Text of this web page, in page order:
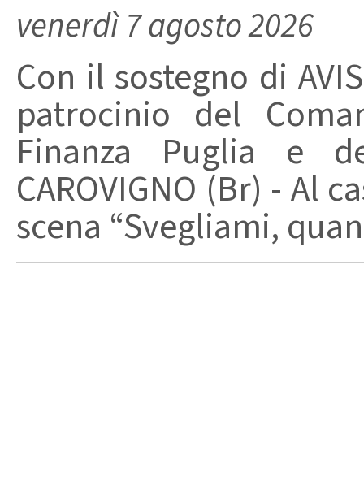
venerdì 7 agosto 2026
Con il sostegno di
patrocinio del
Finanza Puglia e
CAROVIGNO (Br) - Al
scena “Svegliami,